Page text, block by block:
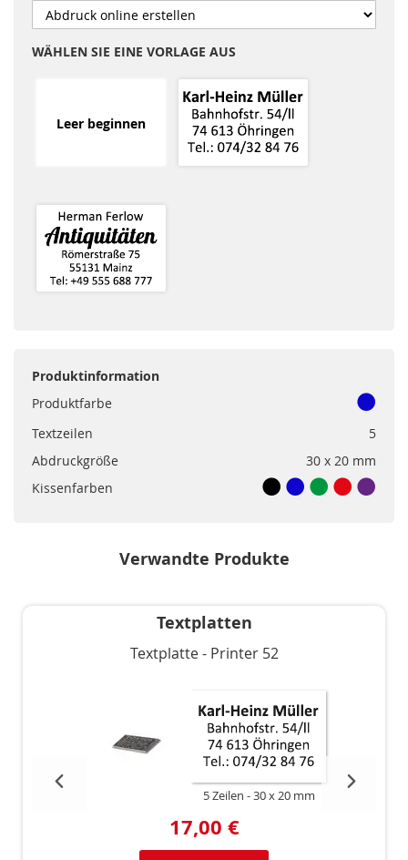
WÄHLEN SIE EINE VORLAGE AUS
Leer beginnen
Produktinformation
Produktfarbe
Textzeilen
5
Abdruckgröße
30 x 20 mm
Kissenfarben
Verwandte Produkte
Textplatten
Textplatte - Printer 52
5 Zeilen 30 x 20 mm
17,00 €